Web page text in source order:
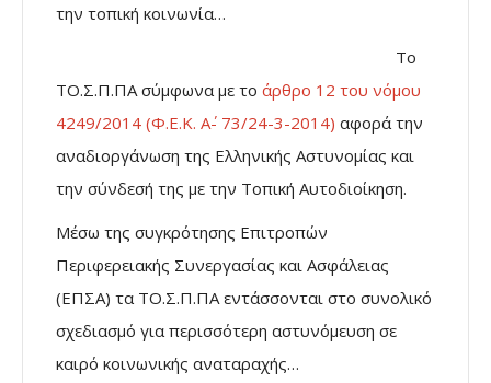
την τοπική κοινωνία…
Το
ΤΟ.Σ.Π.ΠΑ σύμφωνα με το άρθρο 12 του νόμου
4249/2014 (Φ.Ε.Κ. Α΄- 73/24-3-2014) αφορά την
αναδιοργάνωση της Ελληνικής Αστυνομίας και
την σύνδεσή της με την Τοπική Αυτοδιοίκηση.
Μέσω της συγκρότησης Επιτροπών
Περιφερειακής Συνεργασίας και Ασφάλειας
(ΕΠΣΑ) τα ΤΟ.Σ.Π.ΠΑ εντάσσονται στο συνολικό
σχεδιασμό για περισσότερη αστυνόμευση σε
καιρό κοινωνικής αναταραχής…